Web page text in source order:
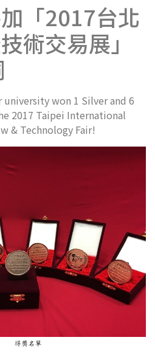
「2017台北
術交易展」
won 1 Silver and 6
2017 Taipei International
& Technology Fair!